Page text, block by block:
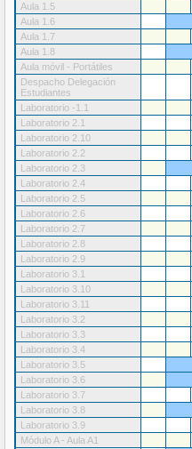
Aula 1.5
Aula 1.6
Aula 1.7
Aula 1.8
Aula móvil - Portátiles
Despacho Delegación
Estudiantes
Laboratorio -1.1
Laboratorio 2.1
Laboratorio 2.10
Laboratorio 2.2
Laboratorio 2.3
Laboratorio 2.4
Laboratorio 2.5
Laboratorio 2.6
Laboratorio 2.7
Laboratorio 2.8
Laboratorio 2.9
Laboratorio 3.1
Laboratorio 3.10
Laboratorio 3.11
Laboratorio 3.2
Laboratorio 3.3
Laboratorio 3.4
Laboratorio 3.5
Laboratorio 3.6
Laboratorio 3.7
Laboratorio 3.8
Laboratorio 3.9
Módulo A - Aula A1